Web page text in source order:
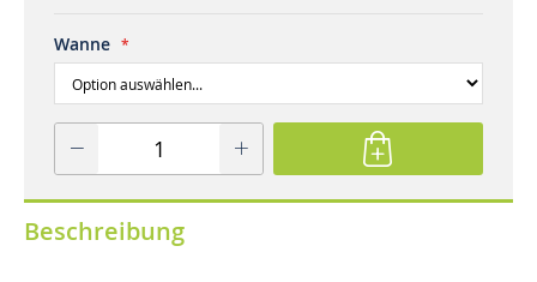
Wanne
Beschreibung